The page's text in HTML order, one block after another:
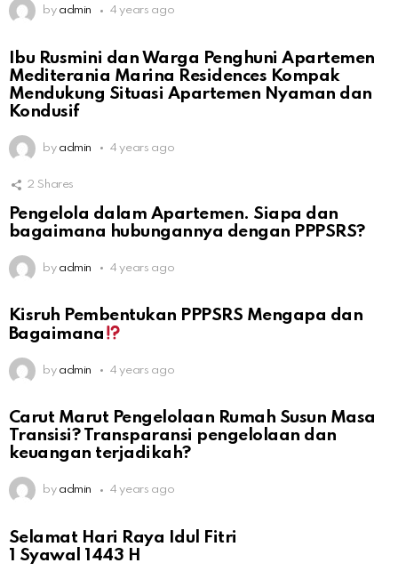
by admin 4 years ago
Ibu Rusmini dan Warga Penghuni Apartemen
Mediterania Marina Residences Kompak
Mendukung Situasi Apartemen Nyaman dan
Kondusif
by admin 4 years ago
2 Shares
Pengelola dalam Apartemen. Siapa dan
bagaimana hubungannya dengan PPPSRS?
by admin 4 years ago
Kisruh Pembentukan PPPSRS Mengapa dan
Bagaimana
by admin 4 years ago
Carut Marut Pengelolaan Rumah Susun Masa
Transisi? Transparansi pengelolaan dan
keuangan terjadikah?
by admin 4 years ago
Selamat Hari Raya Idul Fitri
1 Syawal 1443 H